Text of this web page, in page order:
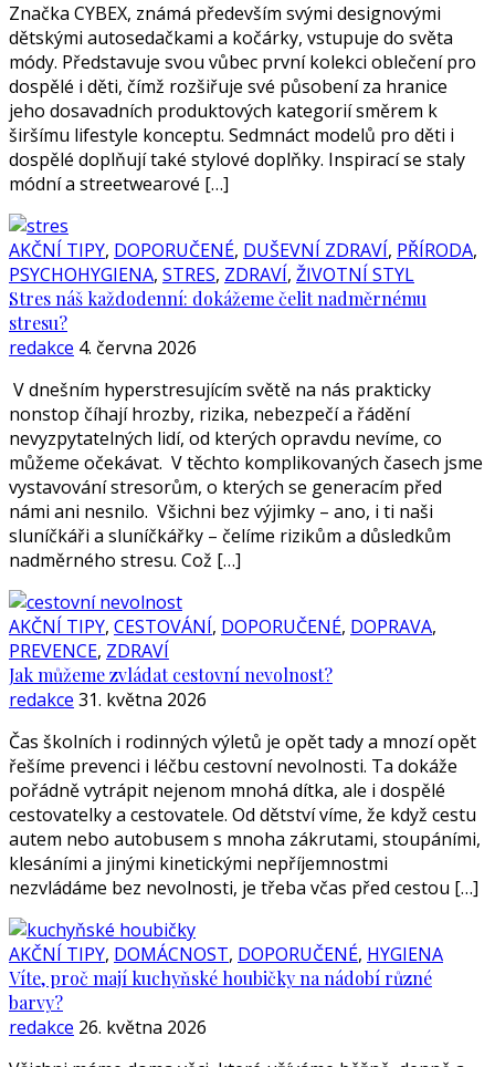
Značka CYBEX, známá především svými designovými
dětskými autosedačkami a kočárky, vstupuje do světa
módy. Představuje svou vůbec první kolekci oblečení pro
dospělé i děti, čímž rozšiřuje své působení za hranice
jeho dosavadních produktových kategorií směrem k
širšímu lifestyle konceptu. Sedmnáct modelů pro děti i
dospělé doplňují také stylové doplňky. Inspirací se staly
módní a streetwearové […]
AKČNÍ TIPY, DOPORUČENÉ, DUŠEVNÍ ZDRAVÍ, PŘÍRODA,
PSYCHOHYGIENA, STRES, ZDRAVÍ, ŽIVOTNÍ STYL
Stres náš každodenní: dokážeme čelit nadměrnému
stresu?
redakce 4. června 2026
V dnešním hyperstresujícím světě na nás prakticky
nonstop číhají hrozby, rizika, nebezpečí a řádění
nevyzpytatelných lidí, od kterých opravdu nevíme, co
můžeme očekávat. V těchto komplikovaných časech jsme
vystavování stresorům, o kterých se generacím před
námi ani nesnilo. Všichni bez výjimky – ano, i ti naši
sluníčkáři a sluníčkářky – čelíme rizikům a důsledkům
nadměrného stresu. Což […]
AKČNÍ TIPY, CESTOVÁNÍ, DOPORUČENÉ, DOPRAVA,
PREVENCE, ZDRAVÍ
Jak můžeme zvládat cestovní nevolnost?
redakce 31. května 2026
Čas školních i rodinných výletů je opět tady a mnozí opět
řešíme prevenci i léčbu cestovní nevolnosti. Ta dokáže
pořádně vytrápit nejenom mnohá dítka, ale i dospělé
cestovatelky a cestovatele. Od dětství víme, že když cestu
autem nebo autobusem s mnoha zákrutami, stoupáními,
klesáními a jinými kinetickými nepříjemnostmi
nezvládáme bez nevolnosti, je třeba včas před cestou […]
AKČNÍ TIPY, DOMÁCNOST, DOPORUČENÉ, HYGIENA
Víte, proč mají kuchyňské houbičky na nádobí různé
barvy?
redakce 26. května 2026